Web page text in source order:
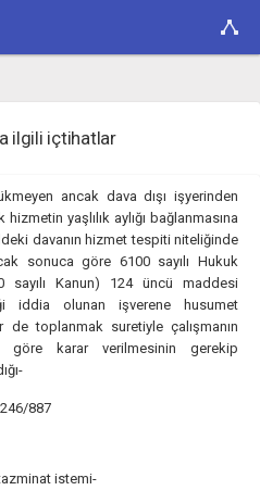
ilgili içtihatlar
ancak dava dışı işyerinden
yaşlılık aylığı bağlanmasına
davanın hizmet tespiti niteliğinde
sonuca göre 6100 sayılı Hukuk
sayılı Kanun) 124 üncü maddesi
iddia olunan işverene husumet
toplanmak suretiyle çalışmanın
göre karar verilmesinin gerekip
887
istemi-